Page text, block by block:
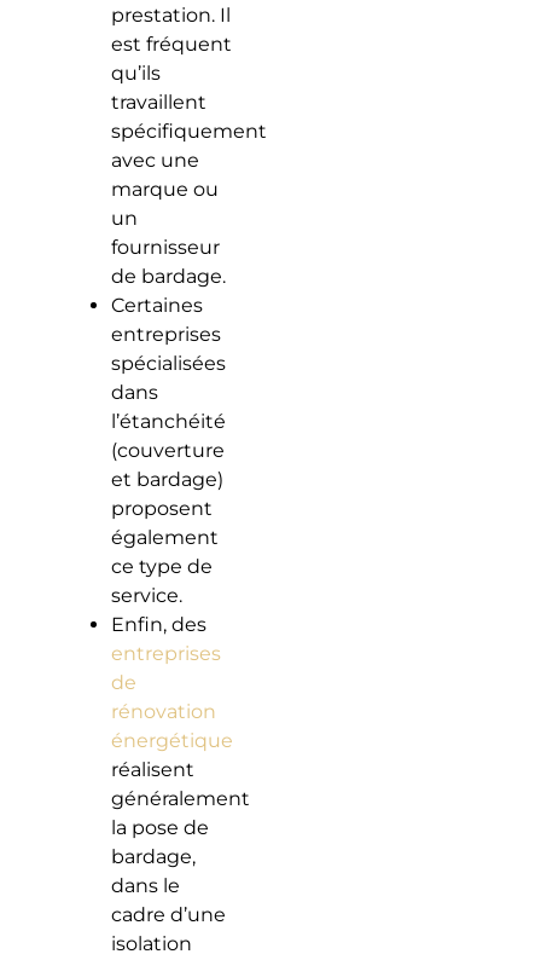
prestation. Il
est fréquent
qu’ils
travaillent
spécifiquement
avec une
marque ou
un
fournisseur
de bardage.
Certaines
entreprises
spécialisées
dans
l’étanchéité
(couverture
et bardage)
proposent
également
ce type de
service.
Enfin, des
entreprises
de
rénovation
énergétique
réalisent
généralement
la pose de
bardage,
dans le
cadre d’une
isolation